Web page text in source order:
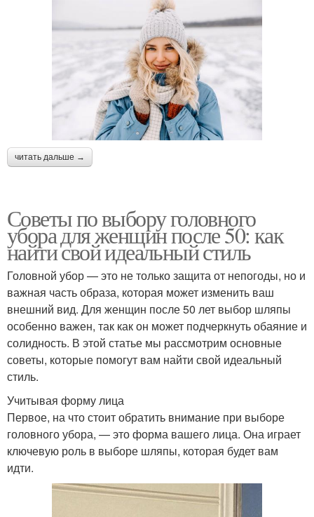
читать дальше →
Советы по выбору головного
убора для женщин после 50: как
найти свой идеальный стиль
Головной убор — это не только защита от непогоды, но и
важная часть образа, которая может изменить ваш
внешний вид. Для женщин после 50 лет выбор шляпы
особенно важен, так как он может подчеркнуть обаяние и
солидность. В этой статье мы рассмотрим основные
советы, которые помогут вам найти свой идеальный
стиль.
Учитывая форму лица
Первое, на что стоит обратить внимание при выборе
головного убора, — это форма вашего лица. Она играет
ключевую роль в выборе шляпы, которая будет вам
идти.